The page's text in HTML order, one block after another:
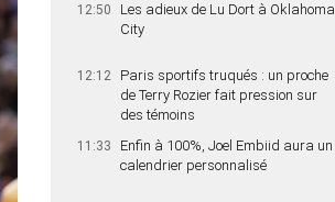
12:50
Les adieux de Lu Dort à Oklahoma
City
12:12
Paris sportifs truqués : un proche
de Terry Rozier fait pression sur
des témoins
11:33
Enfin à 100%, Joel Embiid aura un
calendrier personnalisé